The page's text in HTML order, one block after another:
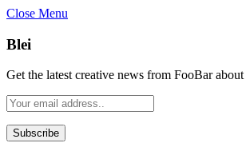
Close Menu
Blei
Get the latest creative news from FooBar about